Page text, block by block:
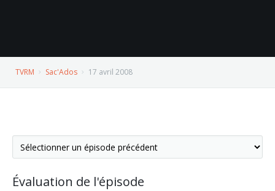
TVRM Sac'Ados 17 avril 2008
Évaluation de l'épisode